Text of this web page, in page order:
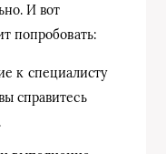
И вот
попробовать:
к специалисту
справитесь